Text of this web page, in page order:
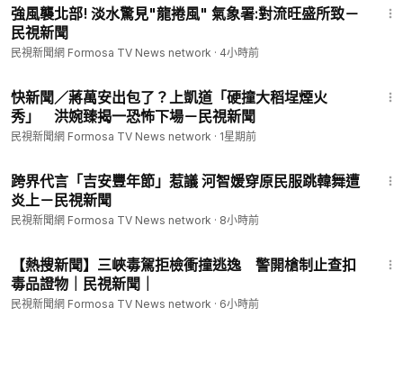
強風襲北部! 淡水驚見"龍捲風" 氣象署:對流旺盛所致－
民視新聞
民視新聞網 Formosa TV News network · 4小時前
快新聞／蔣萬安出包了？上凱道「硬撞大稻埕煙火
秀」 洪婉臻揭一恐怖下場－民視新聞
民視新聞網 Formosa TV News network · 1星期前
跨界代言「吉安豐年節」惹議 河智媛穿原民服跳韓舞遭
炎上－民視新聞
民視新聞網 Formosa TV News network · 8小時前
【熱搜新聞】三峽毒駕拒檢衝撞逃逸 警開槍制止查扣
毒品證物｜民視新聞｜
民視新聞網 Formosa TV News network · 6小時前